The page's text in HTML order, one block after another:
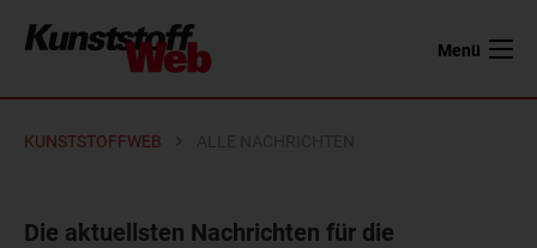
Menü
KUNSTSTOFFWEB
Die aktuellsten Nachrichten für die